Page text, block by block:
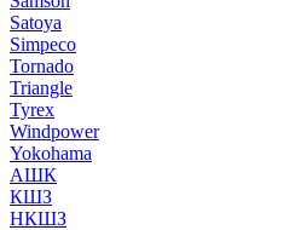
Satoya
Simpeco
Tornado
Triangle
Tyrex
Windpower
Yokohama
АШК
КШЗ
НКШЗ